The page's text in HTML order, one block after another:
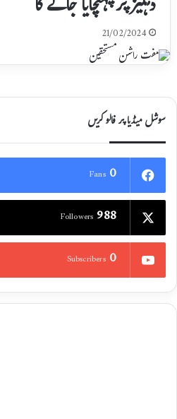
21/02/2024
سوشل میڈیا پر فالو کریں
0
Fans
988
Followers
0
Subscribers